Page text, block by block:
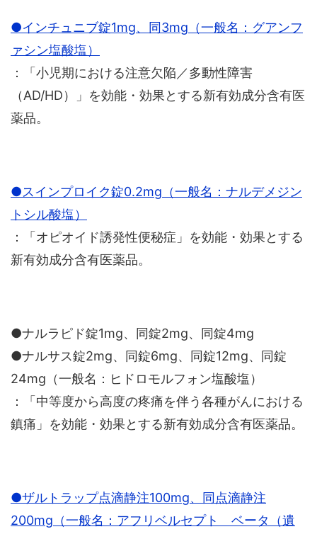
●インチュニブ錠1mg、同3mg（一般名：グアンフ
ァシン塩酸塩）
：「小児期における注意欠陥／多動性障害
（AD/HD）」を効能・効果とする新有効成分含有医
薬品。
●スインプロイク錠0.2mg（一般名：ナルデメジン
トシル酸塩）
：「オピオイド誘発性便秘症」を効能・効果とする
新有効成分含有医薬品。
●ナルラピド錠1mg、同錠2mg、同錠4mg
●ナルサス錠2mg、同錠6mg、同錠12mg、同錠
24mg（一般名：ヒドロモルフォン塩酸塩）
：「中等度から高度の疼痛を伴う各種がんにおける
鎮痛」を効能・効果とする新有効成分含有医薬品。
●ザルトラップ点滴静注100mg、同点滴静注
200mg（一般名：アフリベルセプト ベータ（遺